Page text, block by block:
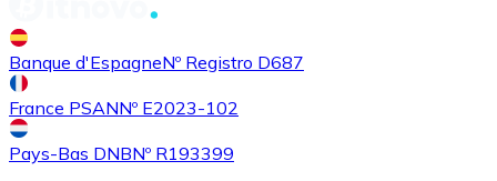
Acheter
SHIB
Banque d'EspagneNº Registro D687
France PSANNº E2023-102
Pays-Bas DNBNº R193399